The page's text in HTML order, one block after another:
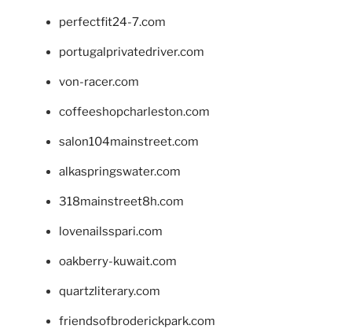
perfectfit24-7.com
portugalprivatedriver.com
von-racer.com
coffeeshopcharleston.com
salon104mainstreet.com
alkaspringswater.com
318mainstreet8h.com
lovenailsspari.com
oakberry-kuwait.com
quartzliterary.com
friendsofbroderickpark.com